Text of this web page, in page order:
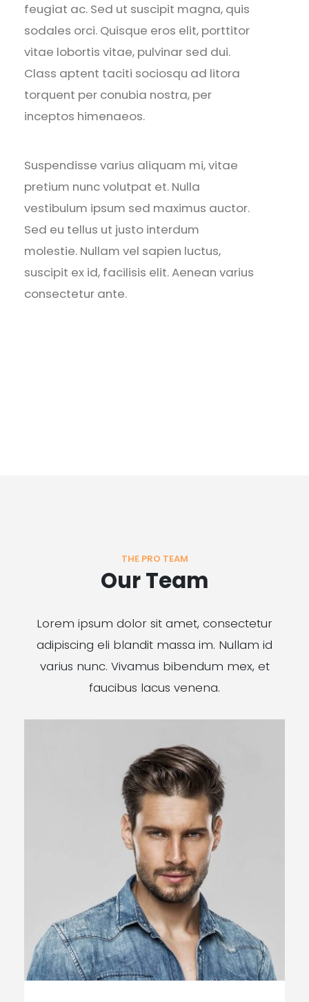
feugiat ac. Sed ut suscipit magna, quis
sodales orci. Quisque eros elit, porttitor
vitae lobortis vitae, pulvinar sed dui.
Class aptent taciti sociosqu ad litora
torquent per conubia nostra, per
inceptos himenaeos.
Suspendisse varius aliquam mi, vitae
pretium nunc volutpat et. Nulla
vestibulum ipsum sed maximus auctor.
Sed eu tellus ut justo interdum
molestie. Nullam vel sapien luctus,
suscipit ex id, facilisis elit. Aenean varius
consectetur ante.
THE PRO TEAM
Our Team
Lorem ipsum dolor sit amet, consectetur
adipiscing eli blandit massa im. Nullam id
varius nunc. Vivamus bibendum mex, et
faucibus lacus venena.